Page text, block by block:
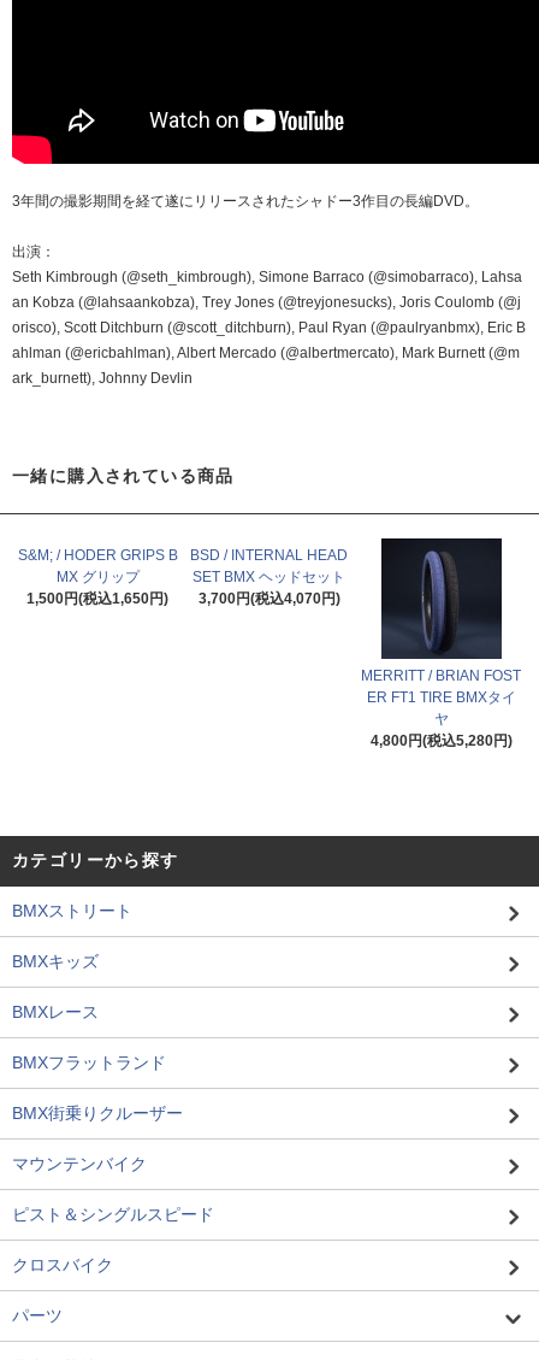
3年間の撮影期間を経て遂にリリースされたシャドー3作目の長編DVD。
出演：
Seth Kimbrough (@seth_kimbrough), Simone Barraco (@simobarraco), Lahsa
an Kobza (@lahsaankobza), Trey Jones (@treyjonesucks), Joris Coulomb (@j
orisco), Scott Ditchburn (@scott_ditchburn), Paul Ryan (@paulryanbmx), Eric B
ahlman (@ericbahlman), Albert Mercado (@albertmercato), Mark Burnett (@m
ark_burnett), Johnny Devlin
一緒に購入されている商品
S&M; / HODER GRIPS B
MX グリップ
1,500円(税込1,650円)
BSD / INTERNAL HEAD
SET BMX ヘッドセット
3,700円(税込4,070円)
MERRITT / BRIAN FOST
ER FT1 TIRE BMXタイ
ヤ
4,800円(税込5,280円)
カテゴリーから探す
BMXストリート
BMXキッズ
BMXレース
BMXフラットランド
BMX街乗りクルーザー
マウンテンバイク
ピスト＆シングルスピード
クロスバイク
パーツ